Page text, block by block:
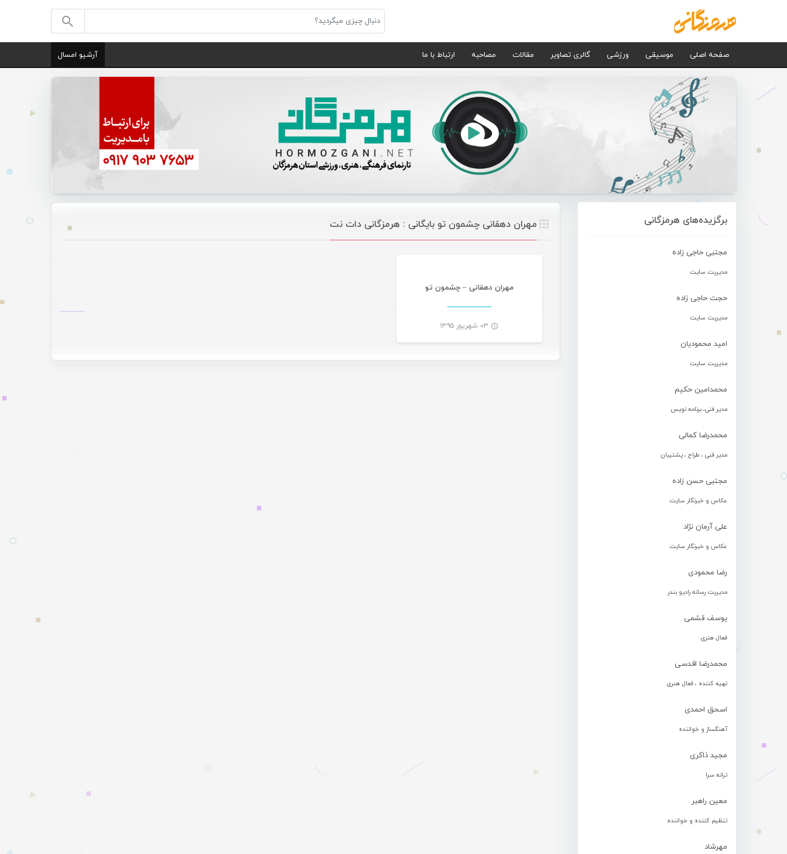
صفحه اصلی موسیقی ورزشی گالری تصاویر مقالات مصاحبه ارتباط با ما آرشیو امسال
برگزیده‌های هرمزگانی
مجتبی حاجی زاده
مدیریت سایت
حجت حاجی زاده
مدیریت سایت
امید محمودیان
مدیریت سایت
محمدامین حکیم
مدیر فنی، برنامه نویس
محمدرضا کمالی
مدیر فنی ، طراح ، پشتیبان
مجتبی حسن زاده
عکاس و خبرنگار سایت
علی آرمان نژاد
عکاس و خبرنگار سایت
رضا محمودی
مدیریت رسانه رادیو بندر
یوسف قشمی
فعال هنری
محمدرضا اقدسی
تهیه کننده ، فعال هنری
اسحق احمدی
آهنگساز و خواننده
مجید ذاکری
ترانه سرا
معین راهبر
تنظیم کننده و خواننده
مهرشاد
مهران دهقانی چشمون تو بایگانی : هرمزگانی دات نت
مهران دهقانی – چشمون تو
۰۳ شهریور ۱۳۹۵